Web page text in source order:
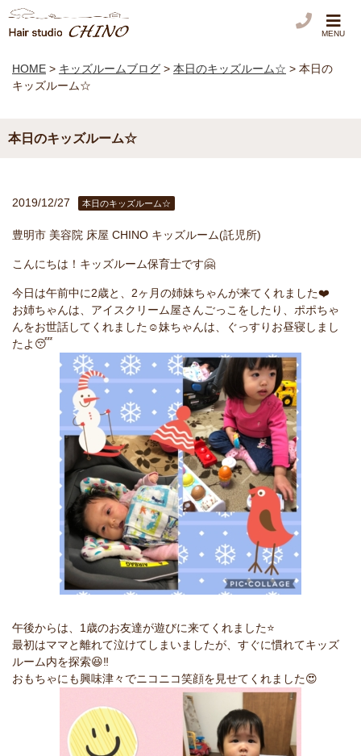
MENU
HOME > キッズルームブログ > 本日のキッズルーム☆ > 本日の
キッズルーム☆
本日のキッズルーム☆
2019/12/27 本日のキッズルーム☆
豊明市 美容院 床屋 CHINO キッズルーム(託児所)
こんにちは！キッズルーム保育士です🤗
今日は午前中に2歳と、2ヶ月の姉妹ちゃんが来てくれました❤️
お姉ちゃんは、アイスクリーム屋さんごっこをしたり、ポポちゃ
んをお世話してくれました☺️妹ちゃんは、ぐっすりお昼寝しまし
たよ😴
午後からは、1歳のお友達が遊びに来てくれました⭐️
最初はママと離れて泣けてしまいましたが、すぐに慣れてキッズ
ルーム内を探索😆‼️
おもちゃにも興味津々でニコニコ笑顔を見せてくれました😍